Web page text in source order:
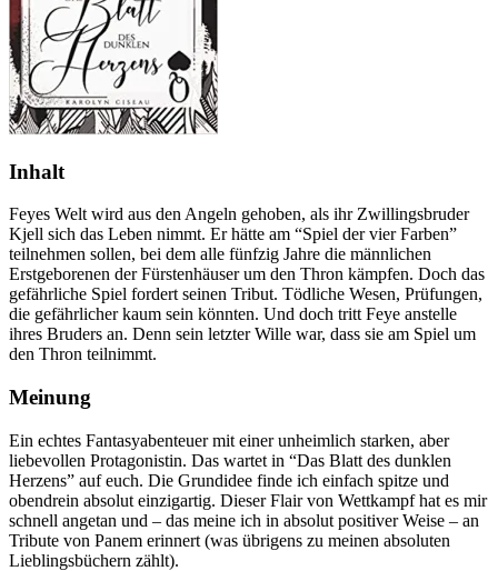
Inhalt
Feyes Welt wird aus den Angeln gehoben, als ihr Zwillingsbruder
Kjell sich das Leben nimmt. Er hätte am “Spiel der vier Farben”
teilnehmen sollen, bei dem alle fünfzig Jahre die männlichen
Erstgeborenen der Fürstenhäuser um den Thron kämpfen. Doch das
gefährliche Spiel fordert seinen Tribut. Tödliche Wesen, Prüfungen,
die gefährlicher kaum sein könnten. Und doch tritt Feye anstelle
ihres Bruders an. Denn sein letzter Wille war, dass sie am Spiel um
den Thron teilnimmt.
Meinung
Ein echtes Fantasyabenteuer mit einer unheimlich starken, aber
liebevollen Protagonistin. Das wartet in “Das Blatt des dunklen
Herzens” auf euch. Die Grundidee finde ich einfach spitze und
obendrein absolut einzigartig. Dieser Flair von Wettkampf hat es mir
schnell angetan und – das meine ich in absolut positiver Weise – an
Tribute von Panem erinnert (was übrigens zu meinen absoluten
Lieblingsbüchern zählt).